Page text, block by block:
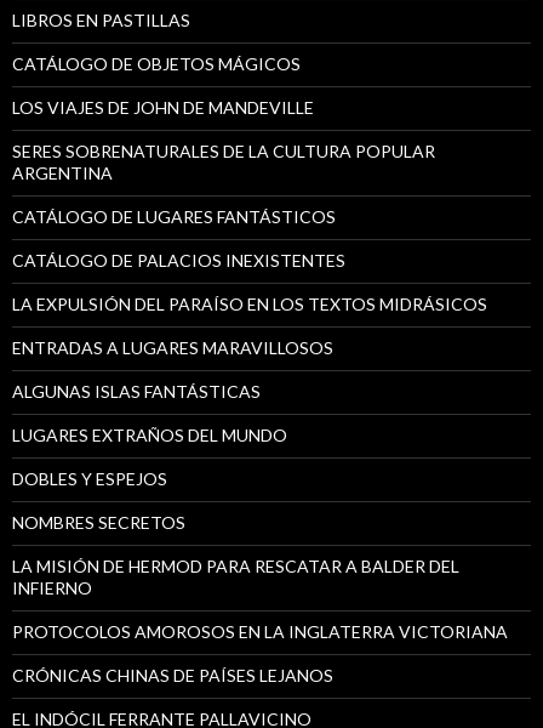
LIBROS EN PASTILLAS
CATÁLOGO DE OBJETOS MÁGICOS
LOS VIAJES DE JOHN DE MANDEVILLE
SERES SOBRENATURALES DE LA CULTURA POPULAR
ARGENTINA
CATÁLOGO DE LUGARES FANTÁSTICOS
CATÁLOGO DE PALACIOS INEXISTENTES
LA EXPULSIÓN DEL PARAÍSO EN LOS TEXTOS MIDRÁSICOS
ENTRADAS A LUGARES MARAVILLOSOS
ALGUNAS ISLAS FANTÁSTICAS
LUGARES EXTRAÑOS DEL MUNDO
DOBLES Y ESPEJOS
NOMBRES SECRETOS
LA MISIÓN DE HERMOD PARA RESCATAR A BALDER DEL
INFIERNO
PROTOCOLOS AMOROSOS EN LA INGLATERRA VICTORIANA
CRÓNICAS CHINAS DE PAÍSES LEJANOS
EL INDÓCIL FERRANTE PALLAVICINO